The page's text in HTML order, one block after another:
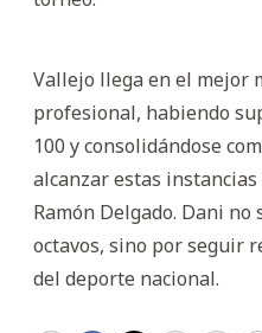
Vallejo llega en el mejor
profesional, habiendo
100 y consolidándose
alcanzar estas
Ramón Delgado. Dani
octavos, sino por seguir
del deporte nacional.